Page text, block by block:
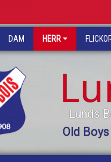
DAM HERR
Lunds
Old Boys